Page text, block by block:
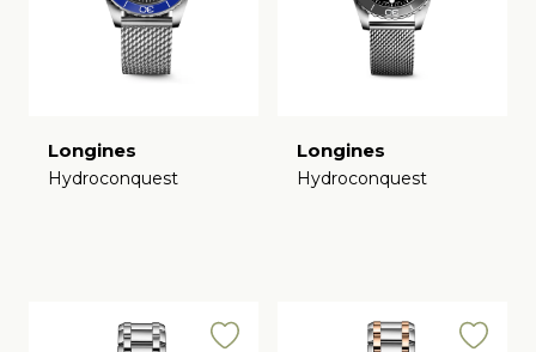
Longines
Hydroconquest
Longines
Hydroconquest